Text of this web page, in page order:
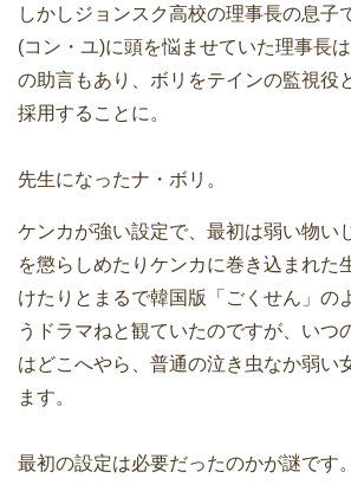
しかしジョンスク高校の理事長の息子
(コン・ユ)に頭を悩ませていた理事長
の助言もあり、ボリをテインの監視役
採用することに。
先生になったナ・ボリ。
ケンカが強い設定で、最初は弱い物い
を懲らしめたりケンカに巻き込まれた
けたりとまるで韓国版「ごくせん」の
うドラマねと観ていたのですが、いつ
はどこへやら、普通の泣き虫なか弱い
ます。
最初の設定は必要だったのかが謎です。